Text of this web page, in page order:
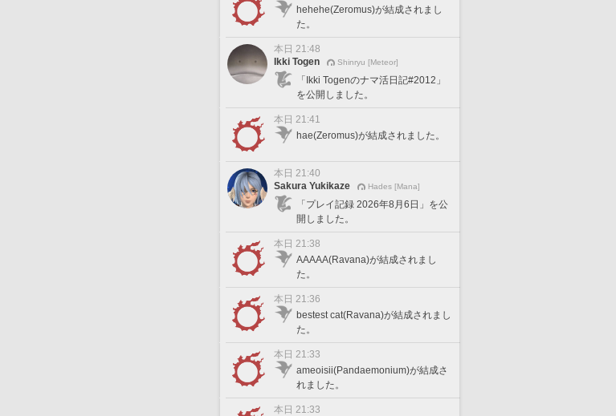
hehehe(Zeromus)が結成されまし
た。
本日 21:48
Ikki Togen
Shinryu [Meteor]
「Ikki Togenのナマ活日記#2012」
を公開しました。
本日 21:41
hae(Zeromus)が結成されました。
本日 21:40
Sakura Yukikaze
Hades [Mana]
「プレイ記録 2026年8月6日」を公
開しました。
本日 21:38
AAAAA(Ravana)が結成されまし
た。
本日 21:36
bestest cat(Ravana)が結成されまし
た。
本日 21:33
ameoisii(Pandaemonium)が結成さ
れました。
本日 21:33